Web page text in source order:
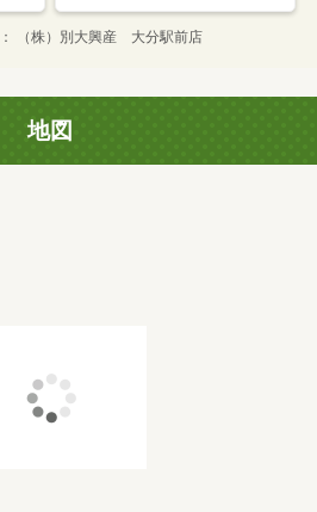
（株）別大興産 大分駅前店
地図